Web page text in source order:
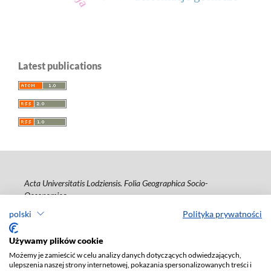
polski Polityka prywatności
Używamy plików cookie
Możemy je zamieścić w celu analizy danych dotyczących odwiedzających,
ulepszenia naszej strony internetowej, pokazania spersonalizowanych treści i
Latest publications
Acta Universitatis Lodziensis. Folia Geographica Socio-
Oeconomica
ISSN: 1508-1117
Deklaracja dostępności